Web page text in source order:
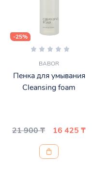
-25%
BABOR
Пенка для умывания
Cleansing foam
21 900 ₸ 16 425 ₸